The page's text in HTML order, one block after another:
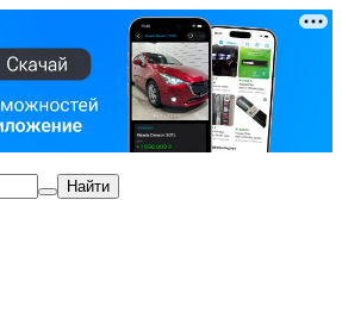
Найти